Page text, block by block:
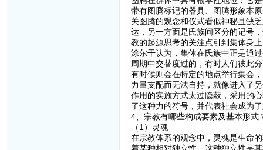
带有图腾标记的器具、图腾形象本
关图腾的观念和仪式看似神秘且缺
达，另一方面是氏族间区分的记号
教的起源思考的关注点引到集体身
涂尔干认为，集体在氏族中正是通
周期中交替度过的，有时人们彼此
有时候则会在特定的地点举行集会
力量支配而无法自持，就像进入了
作用的实施方式太过隐蔽，采用的
了这种力的符号，并代表社会成为
4、宗教有哪些构成要素及基本形式
（1）灵魂
在宗教体系的观念中，灵魂是生命
着某种相对独立性，这种独立性是